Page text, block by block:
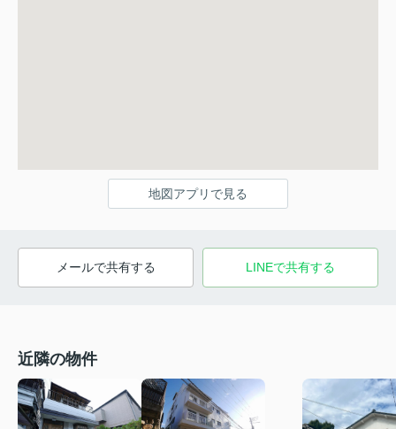
地図アプリで見る
メールで共有する LINEで共有する
近隣の物件